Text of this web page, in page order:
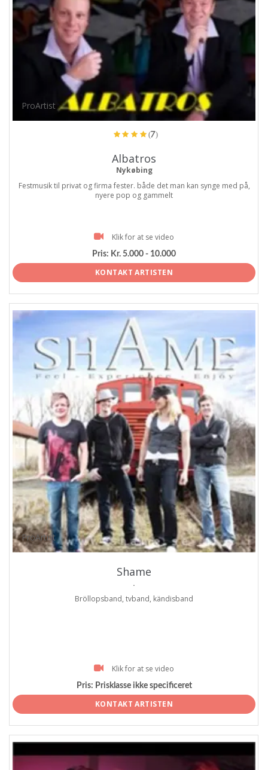
ProArtist
(7)
Albatros
Nykøbing
Festmusik til privat og firma fester. både det man kan synge med på,
nyere pop og gammelt
Klik for at se video
Pris: Kr. 5.000 - 10.000
KONTAKT ARTISTEN
ProArtist
Shame
.
Bröllopsband, tvband, kändisband
Klik for at se video
Pris: Prisklasse ikke specificeret
KONTAKT ARTISTEN